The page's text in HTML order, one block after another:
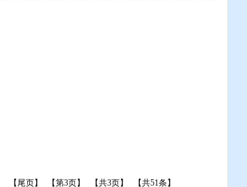
【尾页】 【第3页】 【共3页】 【共51条】